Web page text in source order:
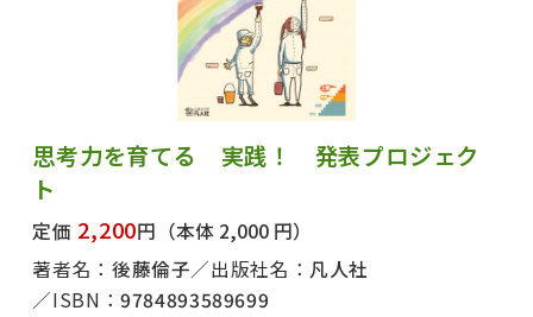
思考力を育てる 実践！ 発表プロジェク
ト
定価 2,200円 （本体 2,000 円）
著者名： 後藤倫子 出版社名： 凡人社
ISBN：9784893589699